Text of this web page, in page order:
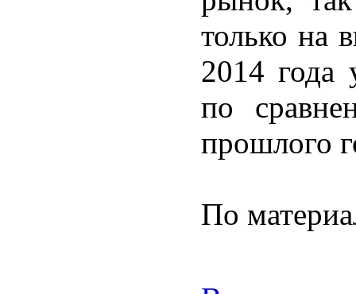
только на
2014 года
по
прошлого
По